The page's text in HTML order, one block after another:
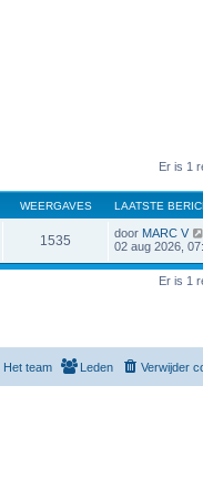
Er is 1
WEERGAVES LAATSTE
1535 door MARC V
02 aug 2026,
Er is 1
Verwijder
Leden
Het team